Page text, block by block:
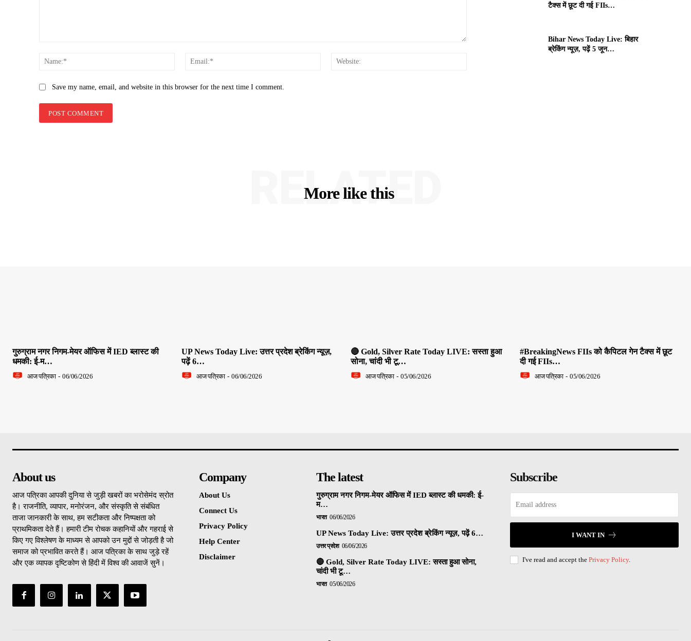
Name:*
Email:*
Save my name, email, and website in this browser for the next time I comment.
टैक्स में छूट दी गई FIIs…
Bihar News Today Live: बिहार
ब्रेकिंग न्यूज़, पढ़ें 5 जून…
More like this
RELATED
गुरुग्राम नगर निगम-मेयर ऑफिस में IED ब्लास्ट की
धमकी: ई-म…
आज पत्रिका - 06/06/2026
UP News Today Live: उत्तर प्रदेश ब्रेकिंग न्यूज़,
पढ़ें 6…
आज पत्रिका - 06/06/2026
🔴 Gold, Silver Rate Today LIVE: सस्ता हुआ
सोना, चांदी भी टू…
आज पत्रिका - 05/06/2026
#BreakingNews FIIs को कैपिटल गेन टैक्स में छूट
दी गई FIIs…
आज पत्रिका - 05/06/2026
About us
आज पत्रिका आपकी दुनिया से जुड़ी खबरों का भरोसेमंद स्रोत
है। राजनीति, व्यापार, मनोरंजन, और संस्कृति से संबंधित
ताजा जानकारी के साथ, हम सटीकता और निष्पक्षता को
प्राथमिकता देते हैं। हमारी टीम रोचक कहानियों और गहराई से
किए गए विश्लेषण के माध्यम से आपको उन मुद्दों से जोड़ती है जो
समाज को प्रभावित करते हैं। आज पत्रिका के साथ जुड़े रहें
और एक व्यापक दृष्टिकोण से हिंदी में विश्व की आवाजें सुनें।
Company
About Us
Connect Us
Privacy Policy
Help Center
Disclaimer
The latest
गुरुग्राम नगर निगम-मेयर ऑफिस में IED ब्लास्ट की धमकी: ई-
म…
भारत 06/06/2026
UP News Today Live: उत्तर प्रदेश ब्रेकिंग न्यूज़, पढ़ें 6…
उत्तर प्रदेश 06/06/2026
🔴 Gold, Silver Rate Today LIVE: सस्ता हुआ सोना,
चांदी भी टू…
भारत 05/06/2026
Subscribe
I WANT IN
I've read and accept the Privacy Policy.